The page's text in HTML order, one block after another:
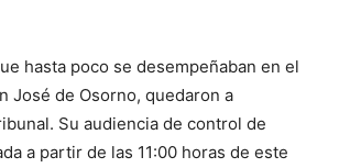
hasta poco se desempeñaban en el
José de Osorno, quedaron a
Su audiencia de control de
a partir de las 11:00 horas de este